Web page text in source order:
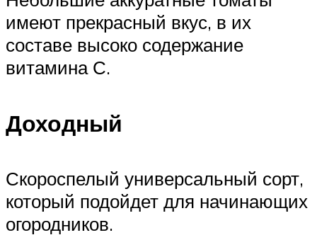
имеют прекрасный вкус, в их
составе высоко содержание
витамина С.
Доходный
Скороспелый универсальный сорт,
который подойдет для начинающих
огородников.